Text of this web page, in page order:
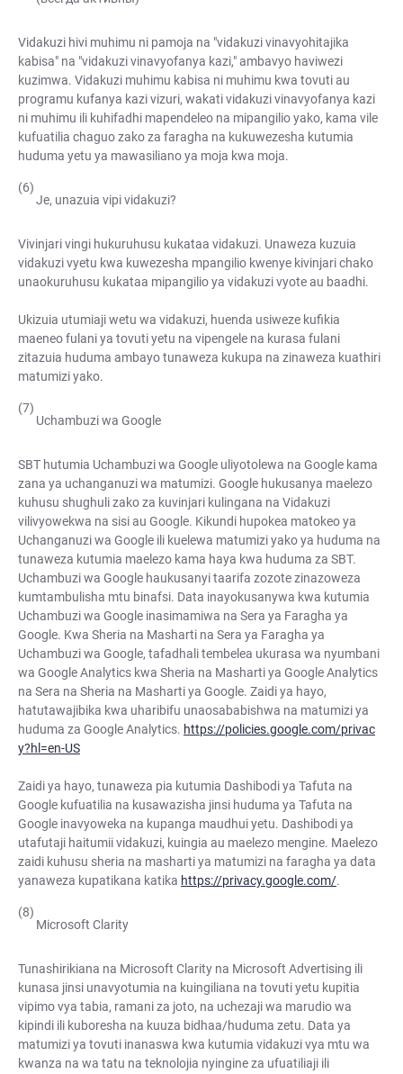
Vidakuzi hivi muhimu ni pamoja na "vidakuzi vinavyohitajika
kabisa" na "vidakuzi vinavyofanya kazi," ambavyo haviwezi
kuzimwa. Vidakuzi muhimu kabisa ni muhimu kwa tovuti au
programu kufanya kazi vizuri, wakati vidakuzi vinavyofanya kazi
ni muhimu ili kuhifadhi mapendeleo na mipangilio yako, kama vile
kufuatilia chaguo zako za faragha na kukuwezesha kutumia
huduma yetu ya mawasiliano ya moja kwa moja.
Je, unazuia vipi vidakuzi?
Vivinjari vingi hukuruhusu kukataa vidakuzi. Unaweza kuzuia
vidakuzi vyetu kwa kuwezesha mpangilio kwenye kivinjari chako
unaokuruhusu kukataa mipangilio ya vidakuzi vyote au baadhi.
Ukizuia utumiaji wetu wa vidakuzi, huenda usiweze kufikia
maeneo fulani ya tovuti yetu na vipengele na kurasa fulani
zitazuia huduma ambayo tunaweza kukupa na zinaweza kuathiri
matumizi yako.
Uchambuzi wa Google
SBT hutumia Uchambuzi wa Google uliyotolewa na Google kama
zana ya uchanganuzi wa matumizi. Google hukusanya maelezo
kuhusu shughuli zako za kuvinjari kulingana na Vidakuzi
vilivyowekwa na sisi au Google. Kikundi hupokea matokeo ya
Uchanganuzi wa Google ili kuelewa matumizi yako ya huduma na
tunaweza kutumia maelezo kama haya kwa huduma za SBT.
Uchambuzi wa Google haukusanyi taarifa zozote zinazoweza
kumtambulisha mtu binafsi. Data inayokusanywa kwa kutumia
Uchambuzi wa Google inasimamiwa na Sera ya Faragha ya
Google. Kwa Sheria na Masharti na Sera ya Faragha ya
Uchambuzi wa Google, tafadhali tembelea ukurasa wa nyumbani
wa Google Analytics kwa Sheria na Masharti ya Google Analytics
na Sera na Sheria na Masharti ya Google. Zaidi ya hayo,
hatutawajibika kwa uharibifu unaosababishwa na matumizi ya
huduma za Google Analytics. https://policies.google.com/privac
y?hl=en-US
Zaidi ya hayo, tunaweza pia kutumia Dashibodi ya Tafuta na
Google kufuatilia na kusawazisha jinsi huduma ya Tafuta na
Google inavyoweka na kupanga maudhui yetu. Dashibodi ya
utafutaji haitumii vidakuzi, kuingia au maelezo mengine. Maelezo
zaidi kuhusu sheria na masharti ya matumizi na faragha ya data
yanaweza kupatikana katika https://privacy.google.com/.
Microsoft Clarity
Tunashirikiana na Microsoft Clarity na Microsoft Advertising ili
kunasa jinsi unavyotumia na kuingiliana na tovuti yetu kupitia
vipimo vya tabia, ramani za joto, na uchezaji wa marudio wa
kipindi ili kuboresha na kuuza bidhaa/huduma zetu. Data ya
matumizi ya tovuti inanaswa kwa kutumia vidakuzi vya mtu wa
kwanza na wa tatu na teknolojia nyingine za ufuatiliaji ili